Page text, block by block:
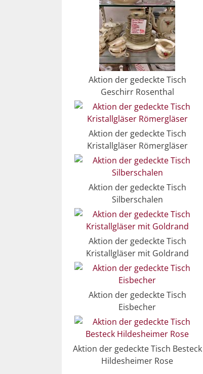
Aktion der gedeckte Tisch
Geschirr Rosenthal
Aktion der gedeckte Tisch
Kristallgläser Römergläser
Aktion der gedeckte Tisch
Silberschalen
Aktion der gedeckte Tisch
Kristallgläser mit Goldrand
Aktion der gedeckte Tisch
Eisbecher
Aktion der gedeckte Tisch Besteck
Hildesheimer Rose